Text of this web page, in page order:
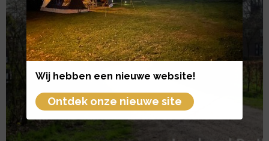
Wij hebben een nieuwe website!
Ontdek onze nieuwe site